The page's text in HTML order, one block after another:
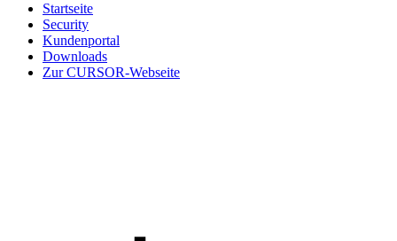
Startseite
Security
Kundenportal
Downloads
Zur CURSOR-Webseite